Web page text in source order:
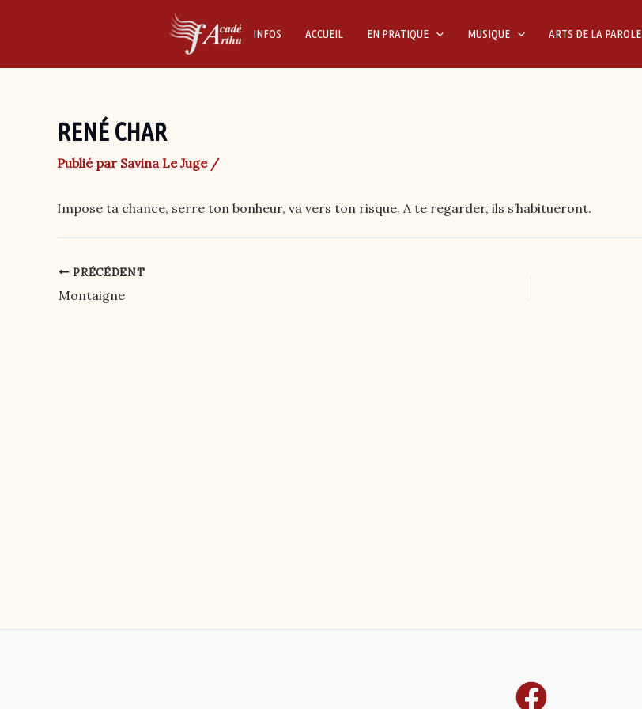
INFOS ACCUEIL EN PRATIQUE MUSIQUE ARTS DE LA PAROLE
RENÉ CHAR
Publié par Savina Le Juge /
Impose ta chance, serre ton bonheur, va vers ton risque. A te regarder, ils s’habitueront.
Post
navigation
PRÉCÉDENT
Montaigne